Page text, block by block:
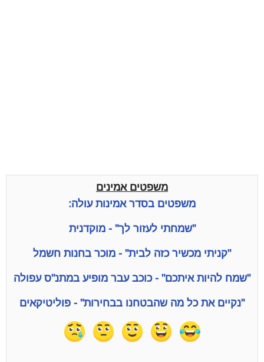
משפטים אמינים
משפטים בסדר אמינות עולה:
"שמחתי לעזור לך" - מוקדנית
"קניתי מכשיר כזה לבית" - מוכר בחנות חשמל
"שמח להיות איתכם" - כוכב עבר מופיע במתנ"ס עפולה
"נקיים את כל מה שהבטחנו בבחירות" - פוליטיקאים